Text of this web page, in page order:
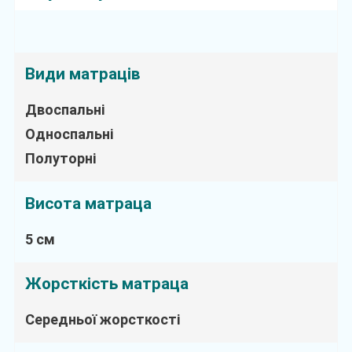
Види матраців
Двоспальні
Односпальні
Полуторні
Висота матраца
5 см
Жорсткість матраца
Середньої жорсткості